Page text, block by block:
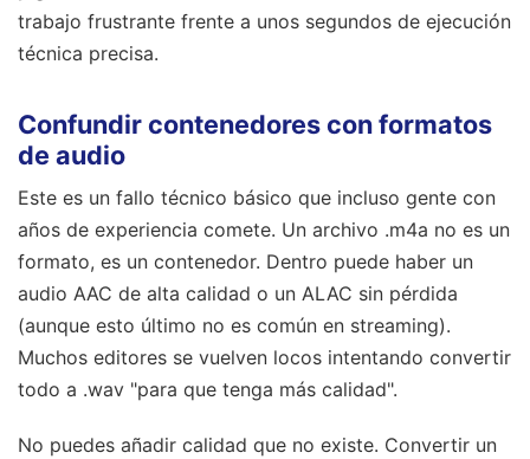
trabajo frustrante frente a unos segundos de ejecución
técnica precisa.
Confundir contenedores con formatos
de audio
Este es un fallo técnico básico que incluso gente con
años de experiencia comete. Un archivo .m4a no es un
formato, es un contenedor. Dentro puede haber un
audio AAC de alta calidad o un ALAC sin pérdida
(aunque esto último no es común en streaming).
Muchos editores se vuelven locos intentando convertir
todo a .wav "para que tenga más calidad".
No puedes añadir calidad que no existe. Convertir un